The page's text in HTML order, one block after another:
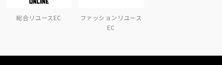
総合リユースEC
ファッションリユース
EC